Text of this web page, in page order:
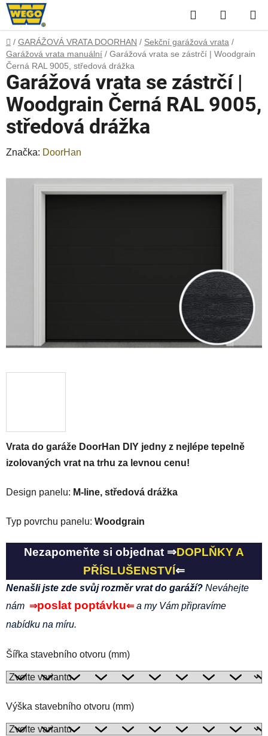
Přejít
na
obsah
Hledat
KOŠÍK
Domů
/ GARÁŽOVÁ VRATA DOORHAN / Sekční garážová vrata /
Garážová vrata manuální / Garážová vrata se zástrčí | Woodgrain
Černá RAL 9005, středová drážka
Vrata do garáže DoorHan DIY jedny z nejlépe tepelně
izolovaných vrat na trhu za levnou cenu!
Design panelu: M-line, středová drážka
Typ povrchu panelu: Woodgrain
Nezapomeňte si objednat ⇒DOPLŇKY A
PŘÍSLUŠENSTVÍ⇐
Nenašli jste zde svůj rozměr vrat do garáží? Neváhejte
nám ⇒poslat poptávku⇐ a my Vám připravíme
nabídku na míru.
Šířka stavebního otvoru (mm)
Výška stavebního otvoru (mm)
Garážová vrata se zástrčí |
Woodgrain Černá RAL 9005,
středová drážka
Značka: DoorHan